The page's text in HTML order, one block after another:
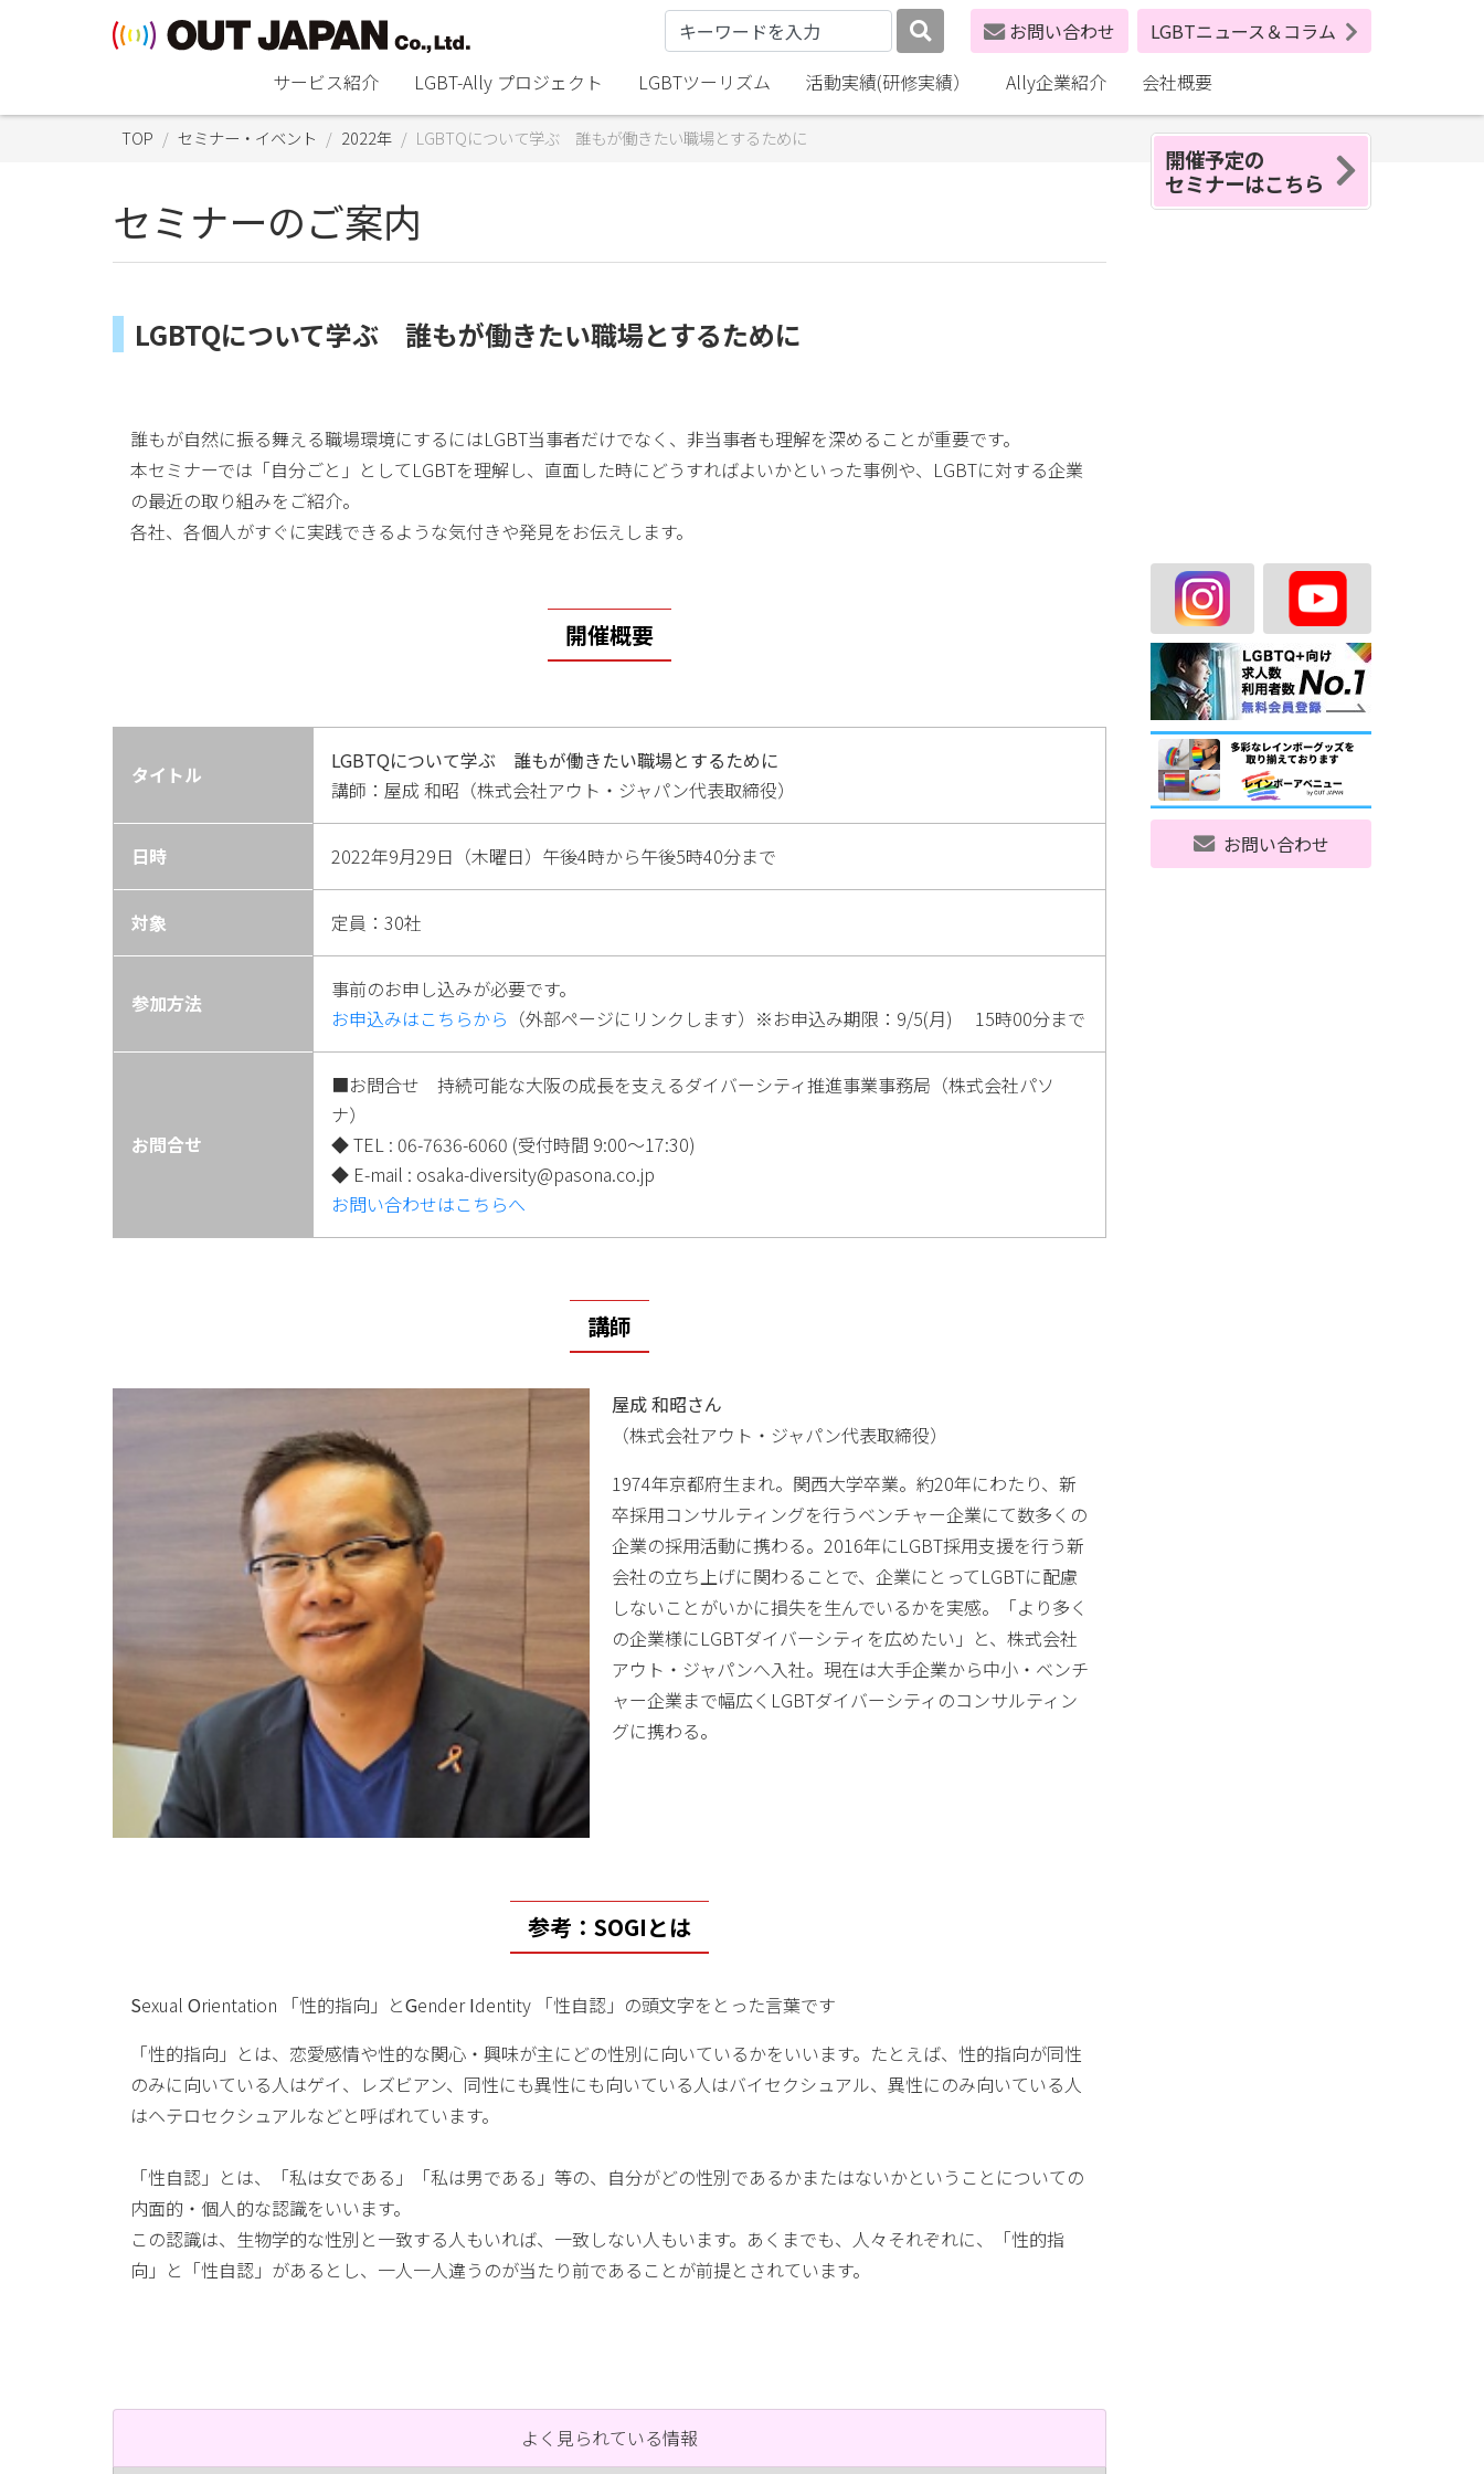
お問い合わせ
LGBTニュース＆コラム
サービス紹介
LGBT-Ally プロジェクト LGBTツーリズム 活動実績(研修実績） Ally企業紹介 会社概要
開催予定の
セミナーはこちら
お問い合わせ
TOP セミナー・イベント 2022年 LGBTQについて学ぶ 誰もが働きたい職場とするために
セミナーのご案内
LGBTQについて学ぶ 誰もが働きたい職場とするために
誰もが自然に振る舞える職場環境にするにはLGBT当事者だけでなく、非当事者も理解を深めることが重要です。
本セミナーでは「自分ごと」としてLGBTを理解し、直面した時にどうすればよいかといった事例や、LGBTに対する企業
の最近の取り組みをご紹介。
各社、各個人がすぐに実践できるような気付きや発見をお伝えします。
開催概要
タイトル
LGBTQについて学ぶ 誰もが働きたい職場とするために
講師：屋成 和昭（株式会社アウト・ジャパン代表取締役）
日時 2022年9月29日（木曜日）午後4時から午後5時40分まで
対象 定員：30社
参加方法
事前のお申し込みが必要です。
お申込みはこちらから （外部ページにリンクします）※お申込み期限：9/5(月) 15時00分まで
お問合せ
■お問合せ 持続可能な大阪の成長を支えるダイバーシティ推進事業事務局（株式会社パソ
ナ）
◆ TEL : 06-7636-6060 (受付時間 9:00～17:30)
◆ E-mail : osaka-diversity@pasona.co.jp
お問い合わせはこちらへ
講師
屋成 和昭さん
（株式会社アウト・ジャパン代表取締役）
1974年京都府生まれ。関西大学卒業。約20年にわたり、新
卒採用コンサルティングを行うベンチャー企業にて数多くの
企業の採用活動に携わる。2016年にLGBT採用支援を行う新
会社の立ち上げに関わることで、企業にとってLGBTに配慮
しないことがいかに損失を生んでいるかを実感。「より多く
の企業様にLGBTダイバーシティを広めたい」と、株式会社
アウト・ジャパンへ入社。現在は大手企業から中小・ベンチ
ャー企業まで幅広くLGBTダイバーシティのコンサルティン
グに携わる。
参考：SOGIとは
Sexual Orientation 「性的指向」とGenderIdentity 「性自認」の頭文字をとった言葉です
「性的指向」とは、恋愛感情や性的な関心・興味が主にどの性別に向いているかをいいます。たとえば、性的指向が同性
のみに向いている人はゲイ、レズビアン、同性にも異性にも向いている人はバイセクシュアル、異性にのみ向いている人
はヘテロセクシュアルなどと呼ばれています。
「性自認」とは、「私は女である」「私は男である」等の、自分がどの性別であるかまたはないかということについての
内面的・個人的な認識をいいます。
この認識は、生物学的な性別と一致する人もいれば、一致しない人もいます。あくまでも、人々それぞれに、「性的指
向」と「性自認」があるとし、一人一人違うのが当たり前であることが前提とされています。
よく見られている情報